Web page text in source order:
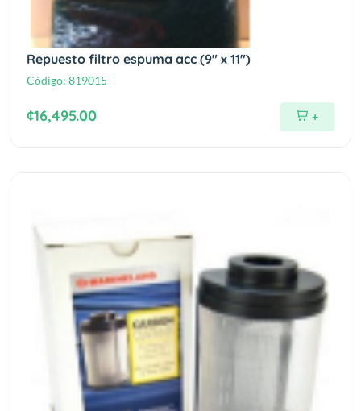
Repuesto filtro espuma acc (9" x 11")
Código: 819015
¢16,495.00 +